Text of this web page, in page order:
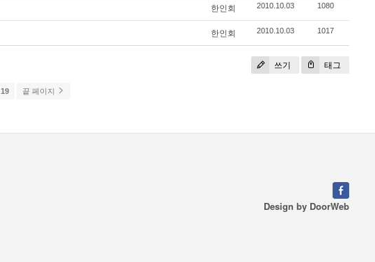
한인회 2010.10.03 1080
한인회 2010.10.03 1017
쓰기 태그
19 끝 페이지
Design by DoorWeb